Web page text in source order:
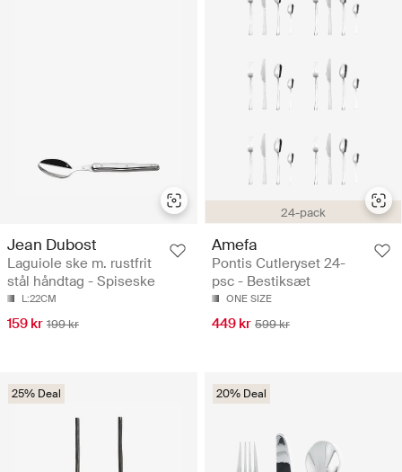
Jean Dubost
Laguiole ske m. rustfrit
stål håndtag - Spiseske
L:22CM
159 kr 199 kr
24-pack
Amefa
Pontis Cutleryset 24-
psc - Bestiksæt
ONE SIZE
449 kr 599 kr
25% Deal 20% Deal